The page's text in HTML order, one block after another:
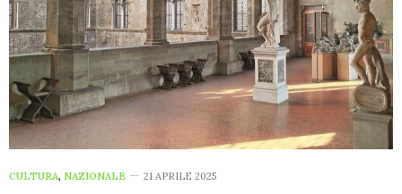
CULTURA, NAZIONALE 21 APRILE 2025